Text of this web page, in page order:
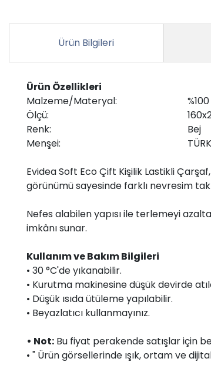
Ürün Bilgileri
Ürün Özellikleri
Malzeme/Materyal:
Ölçü:
Renk:
Bej
Menşei:
Evidea Soft Eco Çift Kişilik Lastikli
görünümü sayesinde farklı nevresim
Nefes alabilen yapısı ile terlemeyi
imkânı sunar.
Kullanım ve Bakım Bilgileri
• 30 °C'de yıkanabilir.
• Kurutma makinesine düşük devirde
• Düşük ısıda ütüleme yapılabilir.
• Beyazlatıcı kullanmayınız.
• Not: Bu fiyat perakende satışlar için
• " Ürün görsellerinde ışık, ortam ve